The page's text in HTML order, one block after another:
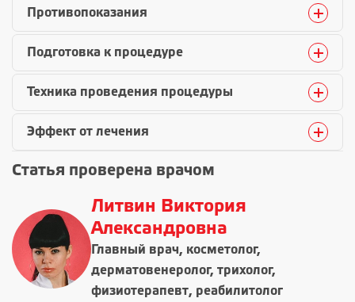
Противопоказания
Подготовка к процедуре
Техника проведения процедуры
Эффект от лечения
Статья проверена врачом
Литвин Виктория
Александровна
Главный врач, косметолог,
дерматовенеролог, трихолог,
физиотерапевт, реабилитолог